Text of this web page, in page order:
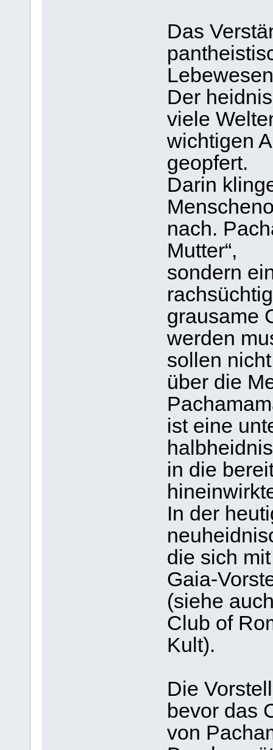
Das
Der
viele
wichtigen
geopfert.
Darin
nach.
Mutter“,
sondern
grausame
werden
sollen
über die
ist eine
in die
In der
die sich
Gaia-
(siehe
Club of
Kult).
Die
bevor das
von